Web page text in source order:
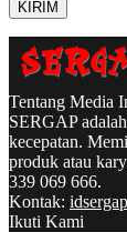
Tentang Media
SERGAP
kecepatan.
produk atau
339 069 666.
Kontak:
Ikuti Kami